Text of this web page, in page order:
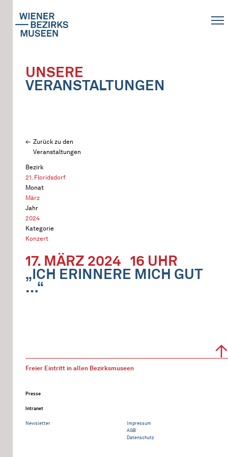
UNSERE
VERANSTALTUNGEN
Zurück zu den
Veranstaltungen
Bezirk
21. Floridsdorf
Monat
März
Jahr
2024
Kategorie
Konzert
17. MÄRZ 2024 16 UHR
„ICH ERINNERE MICH GUT
…“
Freier Eintritt in allen Bezirksmuseen
Presse
Intranet
Newsletter
Impressum
AGB
Datenschutz